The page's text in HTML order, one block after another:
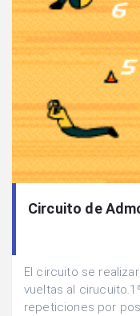
Circuito de
El circuito se
vueltas al
repeticiones por